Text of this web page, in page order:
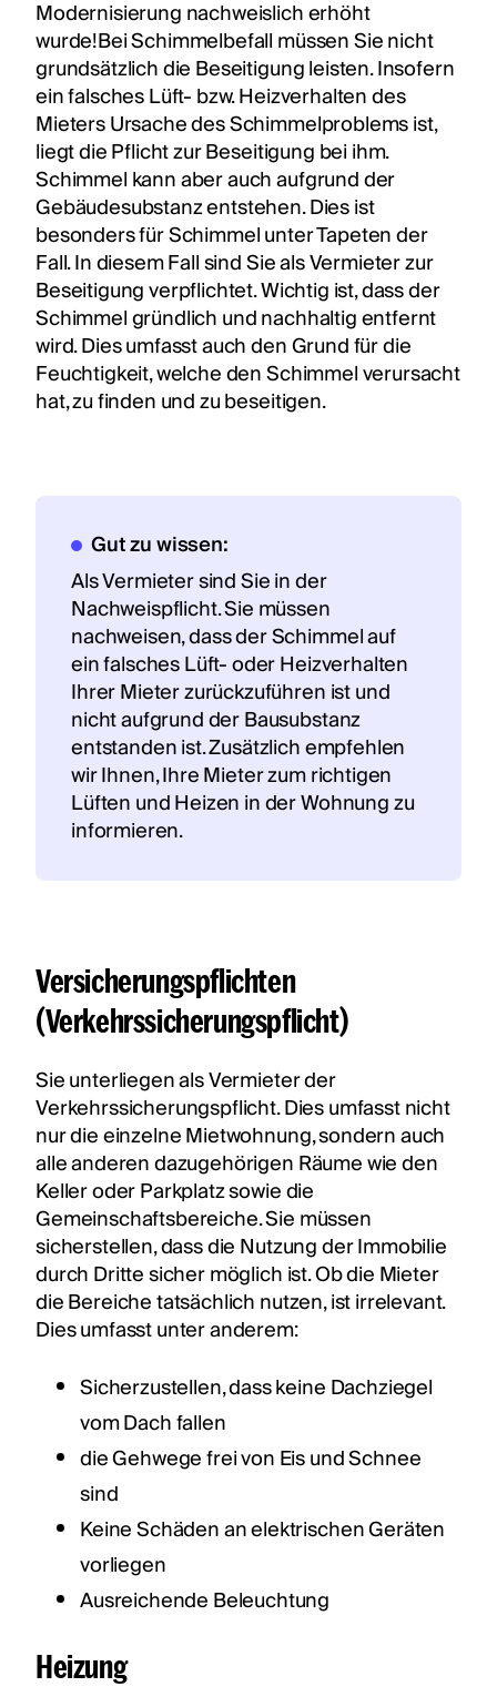
Modernisierung nachweislich erhöht
wurde!Bei Schimmelbefall müssen Sie nicht
grundsätzlich die Beseitigung leisten. Insofern
ein falsches Lüft- bzw. Heizverhalten des
Mieters Ursache des Schimmelproblems ist,
liegt die Pflicht zur Beseitigung bei ihm.
Schimmel kann aber auch aufgrund der
Gebäudesubstanz entstehen. Dies ist
besonders für Schimmel unter Tapeten der
Fall. In diesem Fall sind Sie als Vermieter zur
Beseitigung verpflichtet. Wichtig ist, dass der
Schimmel gründlich und nachhaltig entfernt
wird. Dies umfasst auch den Grund für die
Feuchtigkeit, welche den Schimmel verursacht
hat, zu finden und zu beseitigen.
Gut zu wissen:
Als Vermieter sind Sie in der
Nachweispflicht. Sie müssen
nachweisen, dass der Schimmel auf
ein falsches Lüft- oder Heizverhalten
Ihrer Mieter zurückzuführen ist und
nicht aufgrund der Bausubstanz
entstanden ist. Zusätzlich empfehlen
wir Ihnen, Ihre Mieter zum richtigen
Lüften und Heizen in der Wohnung zu
informieren.
Versicherungspflichten
(Verkehrssicherungspflicht)
Sie unterliegen als Vermieter der
Verkehrssicherungspflicht. Dies umfasst nicht
nur die einzelne Mietwohnung, sondern auch
alle anderen dazugehörigen Räume wie den
Keller oder Parkplatz sowie die
Gemeinschaftsbereiche. Sie müssen
sicherstellen, dass die Nutzung der Immobilie
durch Dritte sicher möglich ist. Ob die Mieter
die Bereiche tatsächlich nutzen, ist irrelevant.
Dies umfasst unter anderem:
Sicherzustellen, dass keine Dachziegel
vom Dach fallen
die Gehwege frei von Eis und Schnee
sind
Keine Schäden an elektrischen Geräten
vorliegen
Ausreichende Beleuchtung
Heizung